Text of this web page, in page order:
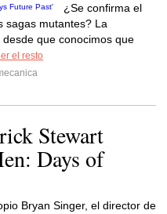
¿Se confirma el
sagas mutantes? La
que conocimos que
el resto
Stewart
Days of
Bryan Singer, el director de